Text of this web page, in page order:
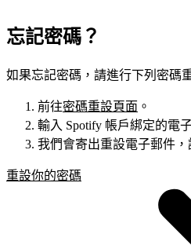
忘記密碼？
如果忘記密碼，請進行下列密碼
前往密碼重設頁面 。
輸入 Spotify 帳戶綁定的電
我們會寄出重設電子郵件，
重設你的密碼